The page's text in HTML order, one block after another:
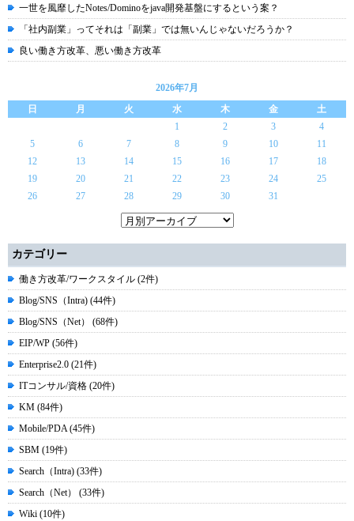
一世を風靡したNotes/Dominoをjava開発基盤にするという案？
「社内副業」ってそれは「副業」では無いんじゃないだろうか？
良い働き方改革、悪い働き方改革
2026年7月
日
月 火 水 木 金
土
1
2 3
4
5
6 7 8 9 10
11
12
13 14 15 16 17
18
19
20 21 22 23 24
25
26
27 28 29 30 31
カテゴリー
働き方改革/ワークスタイル (2件)
Blog/SNS（Intra) (44件)
Blog/SNS（Net） (68件)
EIP/WP (56件)
Enterprise2.0 (21件)
ITコンサル/資格 (20件)
KM (84件)
Mobile/PDA (45件)
SBM (19件)
Search（Intra) (33件)
Search（Net） (33件)
Wiki (10件)